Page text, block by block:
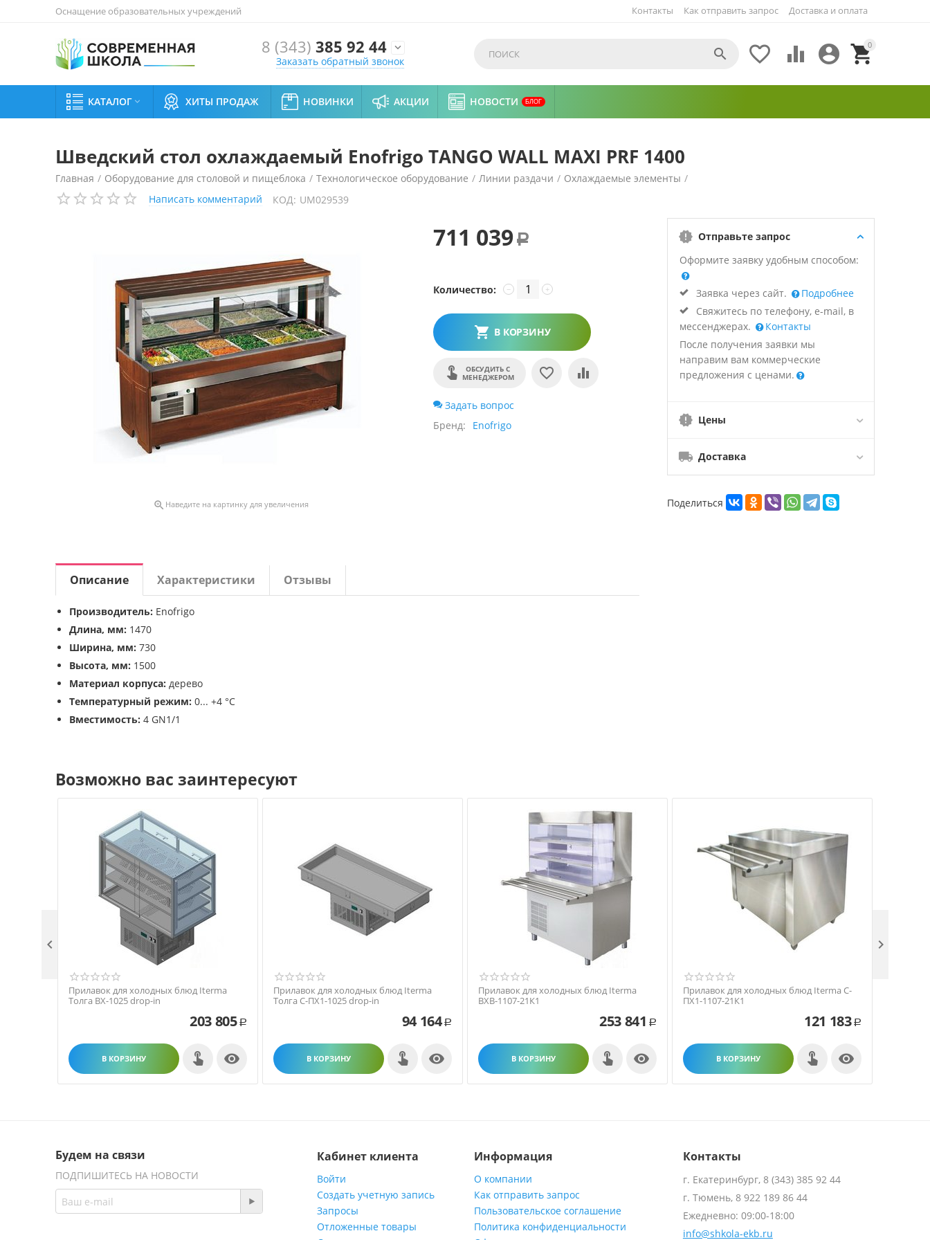
Оснащение образовательных учреждений Как отправить запрос Доставка и оплата
Контакты
8 (343) 385 92 44 
Заказать обратный звонок
0


 

КАТАЛОГ  ХИТЫ ПРОДАЖ НОВИНКИ АКЦИИ НОВОСТИ БЛОГ
Шведский стол охлаждаемый Enofrigo TANGO WALL MAXI PRF 1400
Главная / Оборудование для столовой и пищеблока / Технологическое оборудование / Линии раздачи / Охлаждаемые элементы /
Шведский стол охлаждаемый Enofrigo TANGO WALL MAXI PRF 1400
Написать комментарий КОД: UM029539
 Наведите на картинку для увеличения
711 039 Р
Количество: +
−
В КОРЗИНУ
ОБСУДИТЬ С
МЕНЕДЖЕРОМ
Задать вопрос
Бренд
Enofrigo
Отправьте запрос
Оформите заявку удобным способом:
Заявка через сайт.
Подробнее
Свяжитесь по телефону, e-mail, в
мессенджерах.
Контакты
После получения заявки мы
направим вам коммерческие
предложения с ценами.
Цены
Доставка
Поделиться
Описание Характеристики Отзывы
Производитель: Enofrigo
Длина, мм: 1470
Ширина, мм: 730
Высота, мм: 1500
Материал корпуса: дерево
Температурный режим: 0... +4 °C
Вместимость: 4 GN1/1
Возможно вас заинтересуют
Прилавок для холодных блюд Iterma
Толга ВХ-1025 drop-in
203 805 Р
В КОРЗИНУ 
Прилавок для холодных блюд Iterma
Толга С-ПХ1-1025 drop-in
94 164 Р
В КОРЗИНУ 
Прилавок для холодных блюд Iterma
ВХВ-1107-21К1
253 841 Р
В КОРЗИНУ 
Прилавок для холодных блюд Iterma С-
ПХ1-1107-21К1
121 183 Р
В КОРЗИНУ 
 
Будем на связи
ПОДПИШИТЕСЬ НА НОВОСТИ
Кабинет клиента
Войти
Создать учетную запись
Запросы
Отложенные товары
Информация
О компании
Как отправить запрос
Пользовательское соглашение
Политика конфиденциальности
Контакты
г. Екатеринбург, 8 (343) 385 92 44
г. Тюмень, 8 922 189 86 44
Ежедневно: 09:00-18:00
info@shkola-ekb.ru